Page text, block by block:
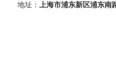
地址： 上海市浦东新区浦东南